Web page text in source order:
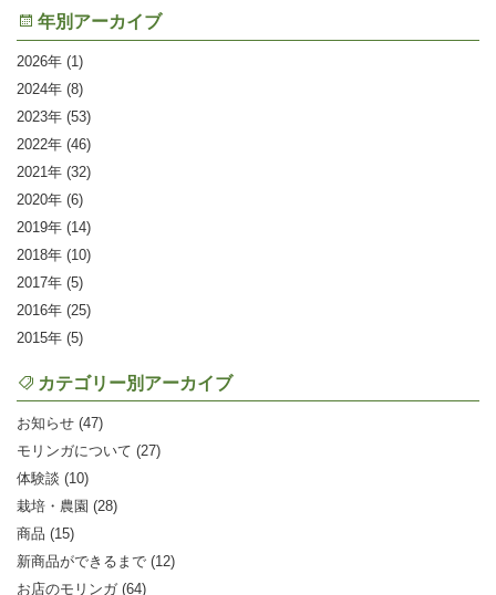
年別アーカイブ
2026
(1)
2024
(8)
2023
(53)
2022
(46)
2021
(32)
2020
(6)
2019
(14)
2018
(10)
2017
(5)
2016
(25)
2015
(5)
カテゴリー別アーカイブ
お知らせ (47)
モリンガについて (27)
体験談 (10)
栽培・農園 (28)
商品 (15)
新商品ができるまで (12)
お店のモリンガ (64)